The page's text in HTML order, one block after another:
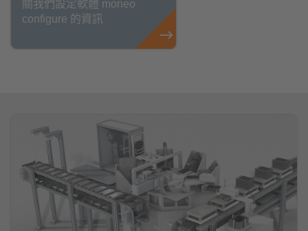
關我們設定軟體 moneo
configure 的資訊